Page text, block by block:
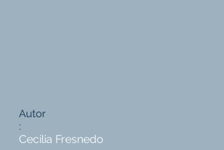
Autor
:
Cecilia Fresnedo